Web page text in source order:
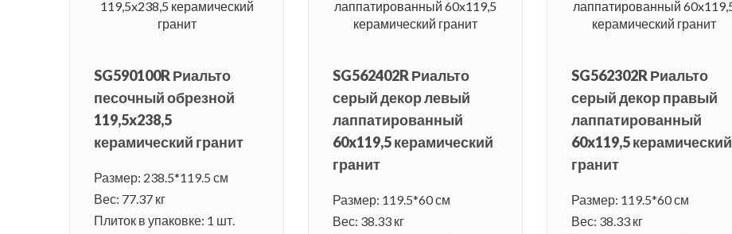
SG590100R Риальто
песочный обрезной
119,5x238,5
керамический гранит
Размер: 238.5*119.5 см
Вес: 77.37 кг
Плиток в упаковке: 1 шт.
SG562402R Риальто
серый декор левый
лаппатированный
60x119,5 керамический
гранит
Размер: 119.5*60 см
Вес: 38.33 кг
SG562302R Риальто
серый декор правый
лаппатированный
60x119,5 керамический
гранит
Размер: 119.5*60 см
Вес: 38.33 кг